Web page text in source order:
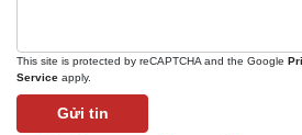
This site is protected by reCAPTCHA and the Google
Service apply.
Gửi tin